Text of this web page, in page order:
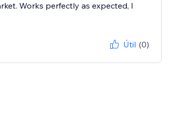
Works perfectly as expected, I
Útil (0)